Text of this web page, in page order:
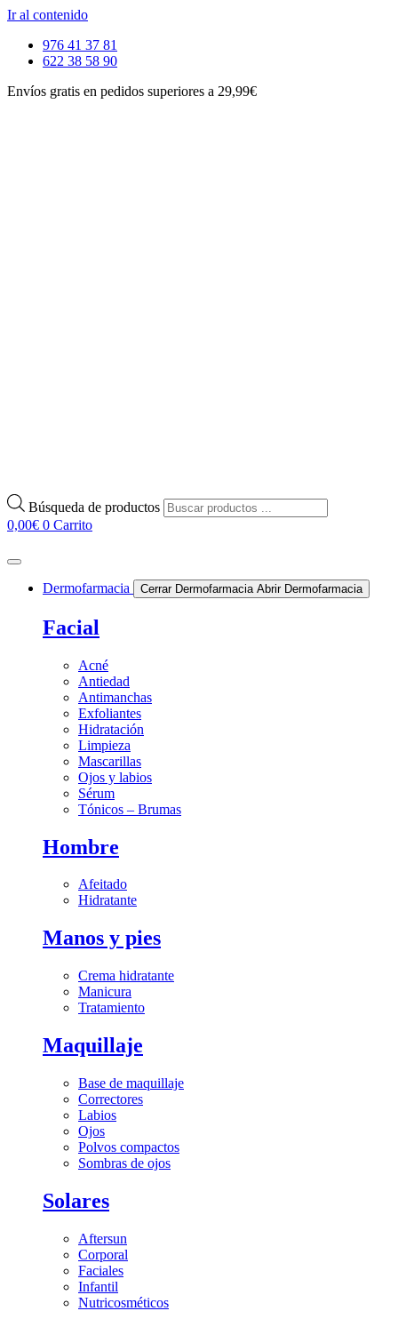
Ir al contenido
976 41 37 81
622 38 58 90
Envíos gratis en pedidos superiores a 29,99€
Búsqueda de productos
0,00€ 0 Carrito
Dermofarmacia Cerrar Dermofarmacia Abrir Dermofarmacia
Facial
Acné
Antiedad
Antimanchas
Exfoliantes
Hidratación
Limpieza
Mascarillas
Ojos y labios
Sérum
Tónicos – Brumas
Hombre
Afeitado
Hidratante
Manos y pies
Crema hidratante
Manicura
Tratamiento
Maquillaje
Base de maquillaje
Correctores
Labios
Ojos
Polvos compactos
Sombras de ojos
Solares
Aftersun
Corporal
Faciales
Infantil
Nutricosméticos